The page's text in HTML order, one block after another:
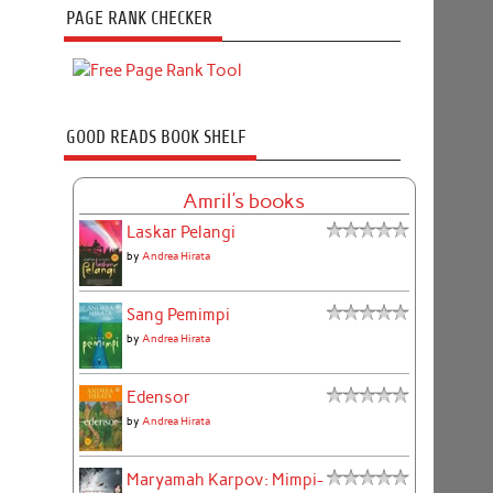
PAGE RANK CHECKER
GOOD READS BOOK SHELF
Amril's books
Laskar Pelangi
by Andrea Hirata
Sang Pemimpi
by Andrea Hirata
Edensor
by Andrea Hirata
Maryamah Karpov: Mimpi-